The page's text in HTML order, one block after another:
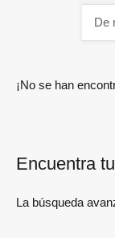
De
¡No se han
Encuentra
La búsqueda